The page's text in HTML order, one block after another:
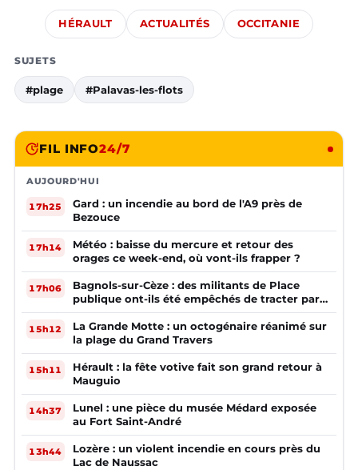
HÉRAULT ACTUALITÉS OCCITANIE
SUJETS
#plage #Palavas-les-flots
FIL INFO24/7
AUJOURD'HUI
17h25
Gard : un incendie au bord de l'A9 près de
Bezouce
17h14
Météo : baisse du mercure et retour des
orages ce week-end, où vont-ils frapper ?
17h06
Bagnols-sur-Cèze : des militants de Place
publique ont-ils été empêchés de tracter par
la mairie ?
15h12
La Grande Motte : un octogénaire réanimé sur
la plage du Grand Travers
15h11
Hérault : la fête votive fait son grand retour à
Mauguio
14h37
Lunel : une pièce du musée Médard exposée
au Fort Saint-André
13h44
Lozère : un violent incendie en cours près du
Lac de Naussac